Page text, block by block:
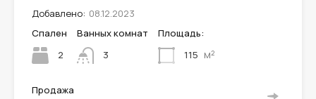
Добавлено: 08.12.2023
Спален
2
Ванных комнат
3
Площадь:
115 м²
Продажа